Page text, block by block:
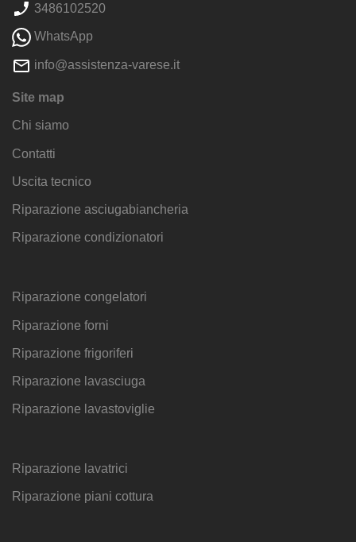
3486102520
WhatsApp
info@assistenza-varese.it
Site map
Chi siamo
Contatti
Uscita tecnico
Riparazione asciugabiancheria
Riparazione condizionatori
Riparazione congelatori
Riparazione forni
Riparazione frigoriferi
Riparazione lavasciuga
Riparazione lavastoviglie
Riparazione lavatrici
Riparazione piani cottura